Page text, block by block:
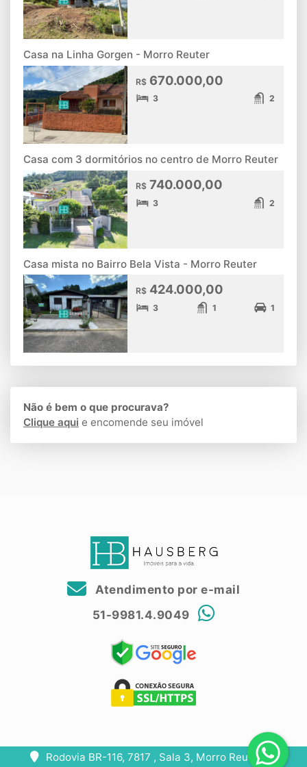
Casa na Linha Gorgen - Morro Reuter
R$ 670.000,00
3 2
Casa com 3 dormitórios no centro de Morro Reuter
R$ 740.000,00
3 2
Casa mista no Bairro Bela Vista - Morro Reuter
R$ 424.000,00
3 1 1
Não é bem o que procurava?
Clique aqui e encomende seu imóvel
Atendimento por e-mail
51-9981.4.9049
Rodovia BR-116, 7817 , Sala 3, Morro Reuter, RS